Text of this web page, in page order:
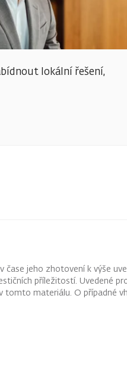
lokální řešení,
jeho zhotovení k výše
příležitostí. Uvedené
materiálu. O případné